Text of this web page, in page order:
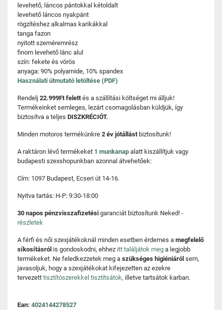
levehető, láncos pántokkal kétoldalt
levehető láncos nyakpánt
rögzítéshez alkalmas karikákkal
tanga fazon
nyitott szeméremrész
finom levehető lánc alul
szín: fekete és vörös
anyaga: 90% polyamide, 10% spandex
Használati útmutató letöltése (PDF)
Rendelj 22.999Ft felettés a szállítási költséget mi álljuk!
Termékeinket semleges, lezárt csomagolásban küldjük, így
biztosítva a teljes DISZKRÉCIÓT.
Minden motoros termékünkre 2 év jótállást biztosítunk!
A raktáron lévő termékeket 1 munkanap alatt kiszállítjuk vagy
budapesti szexshopunkban azonnal átvehetőek:
Cím: 1097 Budapest, Ecseri út 14-16.
Nyitva tartás: H-P: 9:30-18:00
30 napos pénzvisszafizetési garanciát biztosítunk Neked! -
részletek
A férfi és női szexjátékoknál minden esetben érdemes a megfelelő
síkosításról is gondoskodni, ehhez itt találjátok meg a legjobb
termékeket. Ne feledkezzetek meg a szükséges higiéniáról sem,
javasoljuk, hogy a szexjátékokat kifejezetten az ezekre
tervezett tisztítószerekkel tisztítsátok, illetve tartsátok karban.
Ean: 4024144278527